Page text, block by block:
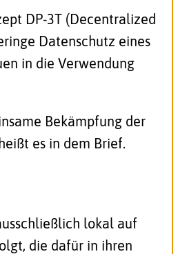
DP-3T (Decentralized
Datenschutz eines
in die Verwendung
Bekämpfung der
es in dem Brief.
lokal auf
, die dafür in ihren